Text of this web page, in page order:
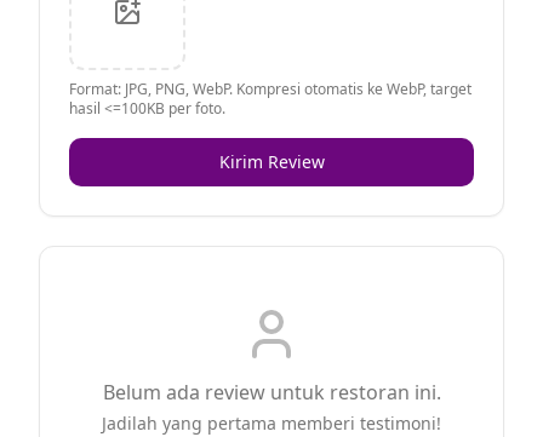
Format: JPG, PNG, WebP. Kompresi otomatis ke WebP, target
hasil <=100KB per foto.
Kirim Review
Belum ada review untuk restoran ini.
Jadilah yang pertama memberi testimoni!